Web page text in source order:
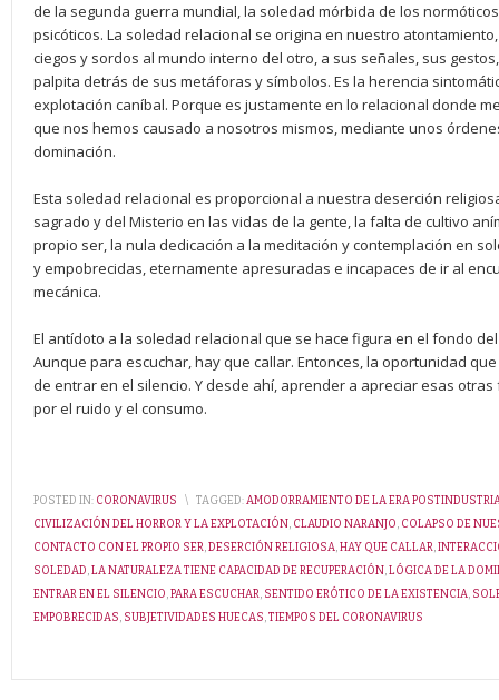
de la segunda guerra mundial, la soledad mórbida de los
psicóticos. La soledad relacional se origina en nuestro
ciegos y sordos al mundo interno del otro, a sus señales, sus
palpita detrás de sus metáforas y símbolos. Es la herencia
explotación caníbal. Porque es justamente en lo relacional donde
que nos hemos causado a nosotros mismos, mediante unos
dominación.
Esta soledad relacional es proporcional a nuestra deserción
sagrado y del Misterio en las vidas de la gente, la falta de cultivo
propio ser, la nula dedicación a la meditación y contemplación en
y empobrecidas, eternamente apresuradas e incapaces de ir al
mecánica.
El antídoto a la soledad relacional que se hace figura en el fondo
Aunque para escuchar, hay que callar. Entonces, la oportunidad
de entrar en el silencio. Y desde ahí, aprender a apreciar esas
por el ruido y el consumo.
POSTED IN: CORONAVIRUS \ TAGGED:AMODORRAMIENTO DE LA ERA
CIVILIZACIÓN DEL HORROR Y LA EXPLOTACIÓN , CLAUDIO NARANJO, COLAPSO DE
CONTACTO CON EL PROPIO SER,DESERCIÓN RELIGIOSA,HAY QUE CALLAR,
SOLEDAD,LA NATURALEZA TIENE CAPACIDAD DE RECUPERACIÓN ,LÓGICA DE LA
ENTRAR EN EL SILENCIO,PARA ESCUCHAR, SENTIDO ERÓTICO DE LA EXISTENCIA,
EMPOBRECIDAS, SUBJETIVIDADES HUECAS,TIEMPOS DEL CORONAVIRUS